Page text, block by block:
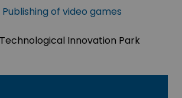
Publishing of video games
Innovation Park